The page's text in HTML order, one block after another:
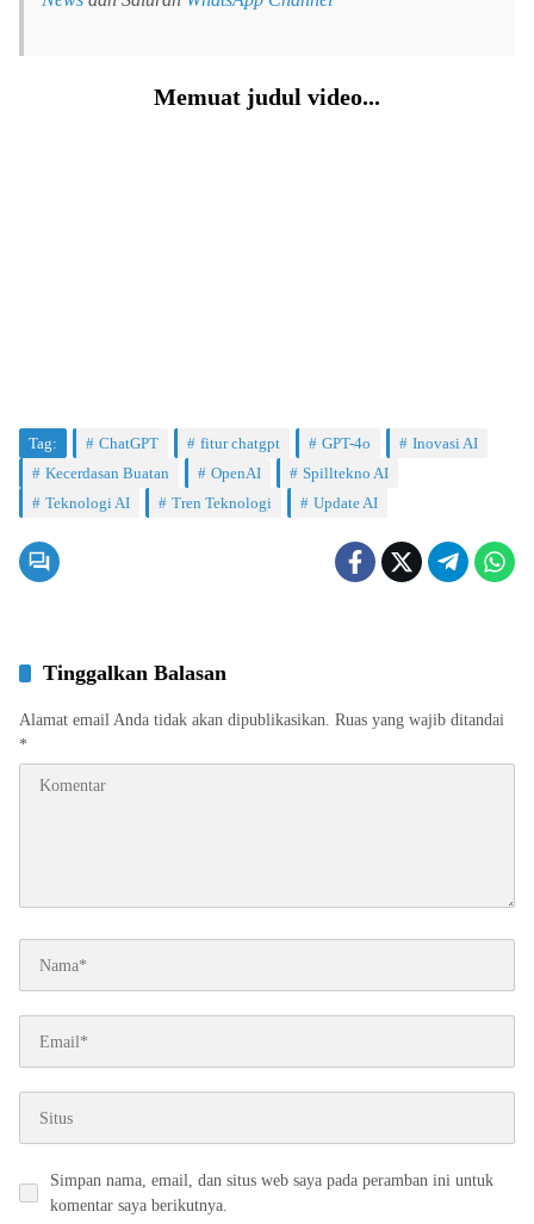
Memuat judul video...
Tag: ChatGPT fitur chatgpt GPT-4o
Inovasi AI
Kecerdasan Buatan
OpenAI
Spilltekno AI
Teknologi AI
Tren Teknologi Update AI
Tinggalkan Balasan
Alamat email Anda tidak akan dipublikasikan. Ruas yang wajib ditandai
*
Simpan nama, email, dan situs web saya pada peramban ini untuk
komentar saya berikutnya.